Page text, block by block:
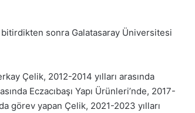
sonra Galatasaray Üniversitesi
Çelik, 2012-2014 yılları arasında
Eczacıbaşı Yapı Ürünleri’nde, 2017-
görev yapan Çelik, 2021-2023 yılları